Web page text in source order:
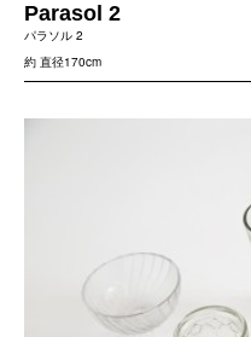
Parasol 2
パラソル 2
約 直径170cm